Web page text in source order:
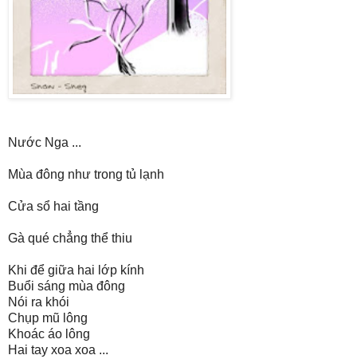
Nước Nga ...
Mùa đông như trong tủ lạnh
Cửa sổ hai tầng
Gà qué chẳng thể thiu
Khi để giữa hai lớp kính
Buổi sáng mùa đông
Nói ra khói
Chụp mũ lông
Khoác áo lông
Hai tay xoa xoa ...